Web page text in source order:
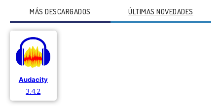
MÁS DESCARGADOS ÚLTIMAS NOVEDADES
Audacity
3.4.2